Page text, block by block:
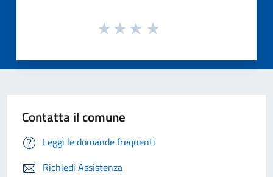
Contatta il comune
Leggi le domande frequenti
Richiedi Assistenza